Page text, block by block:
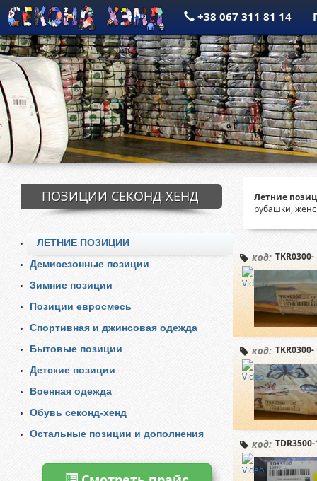
+38 067 311 81 14
ПОЗИЦИИ СЕКОНД-ХЕНД
ЛЕТНИЕ ПОЗИЦИИ
Демисезонные позиции
Зимние позиции
Позиции евросмесь
Спортивная и джинсовая одежда
Бытовые позиции
Детские позиции
Военная одежда
Обувь секонд-хенд
Остальные позиции и дополнения
Летние
рубашки,
код:
код:
код: